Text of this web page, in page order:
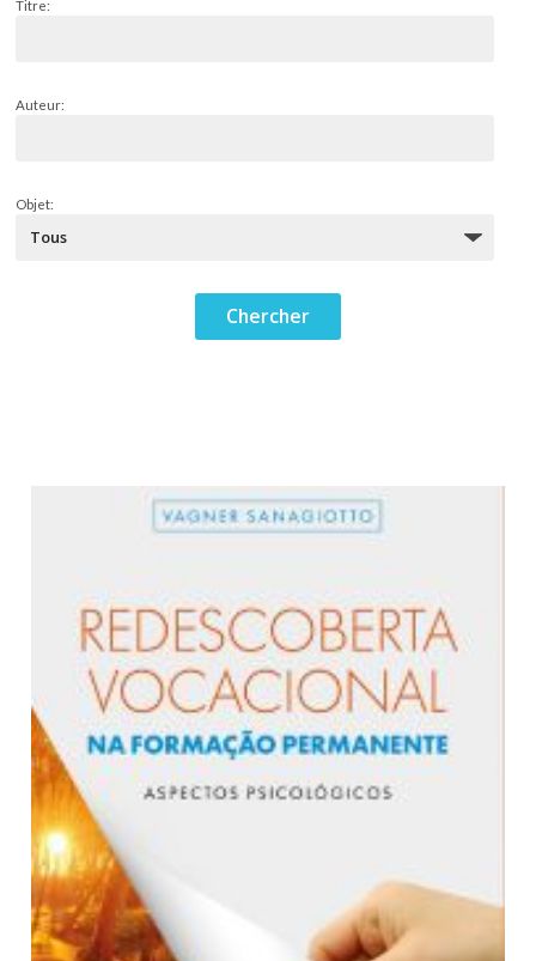
Titre:
Auteur:
Objet: